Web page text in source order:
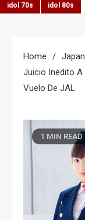
idol 70s
idol 80s
Home
Juicio Inédito A
Vuelo De JAL
1 MIN READ